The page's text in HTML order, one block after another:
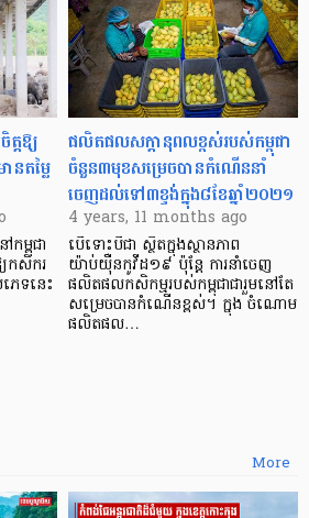
តឱ្យ
នតម្លៃ
ម្ពុជា
កសិករ
េទនេះ
ផលិតផលសក្ដានុពលខ្ពស់របស់កម្ពុជា
ចំនួន៣មុខសម្រេចបានកំណើននាំ
ចេញដល់ទៅ៣ខ្ទង់ក្នុង៨ខែឆ្នាំ២០២១
4 years, 11 months ago
បើទោះបីជា ស្ថិតក្នុងស្ថានភាព
យ៉ាប់យ៉ឺនកូវីដ១៩ ប៉ុន្ដែ ការនាំចេញ
ផលិតផលកសិកម្មរបស់កម្ពុជាជារួមនៅតែ
សម្រេចបានកំណើនខ្ពស់។ ក្នុង ចំណោម
ផលិតផល…
More